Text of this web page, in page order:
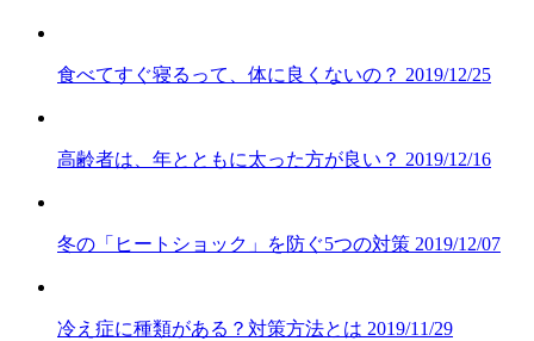
食べてすぐ寝るって、体に良くないの？ 2019/12/25
高齢者は、年とともに太った方が良い？ 2019/12/16
冬の「ヒートショック」を防ぐ5つの対策 2019/12/07
冷え症に種類がある？対策方法とは 2019/11/29